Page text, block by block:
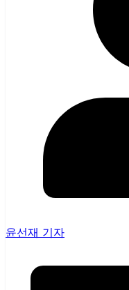
윤선재 기자